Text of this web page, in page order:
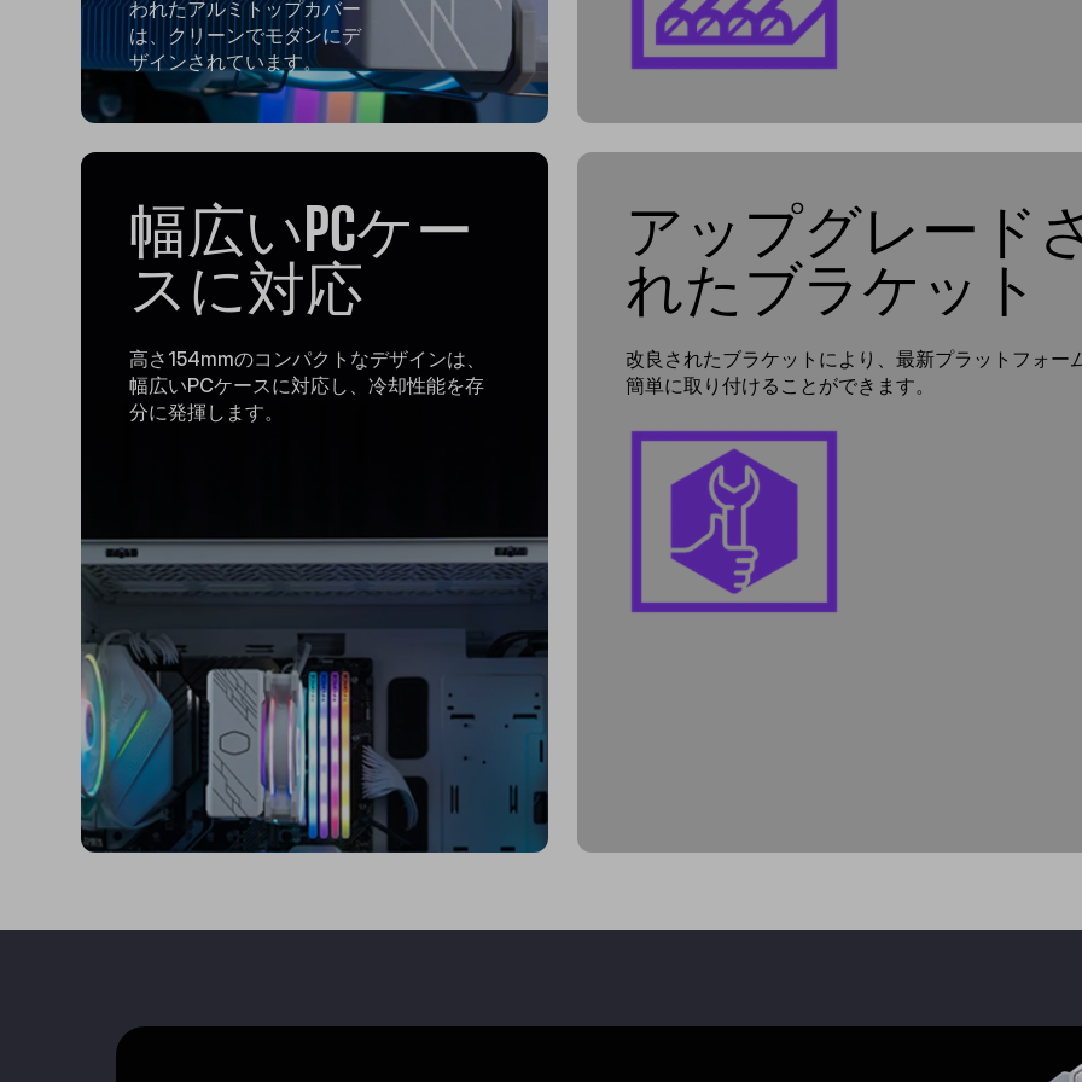
われたアルミトップカバー
は、クリーンでモダンにデ
ザインされています。
幅広いPCケー
スに対応
高さ154mmのコンパクトなデザインは、
幅広いPCケースに対応し、冷却性能を存
分に発揮します。
アップグレード
れたブラケット
改良されたブラケットにより、最新プラットフォー
簡単に取り付けることができます。